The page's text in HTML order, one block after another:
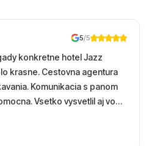
5/5
konkretne hotel Jazz
krasne. Cestovna agentura
Komunikacia s panom
Vsetko vysvetlil aj vo
ospravedlnujem. Hotel
prostredie, more,